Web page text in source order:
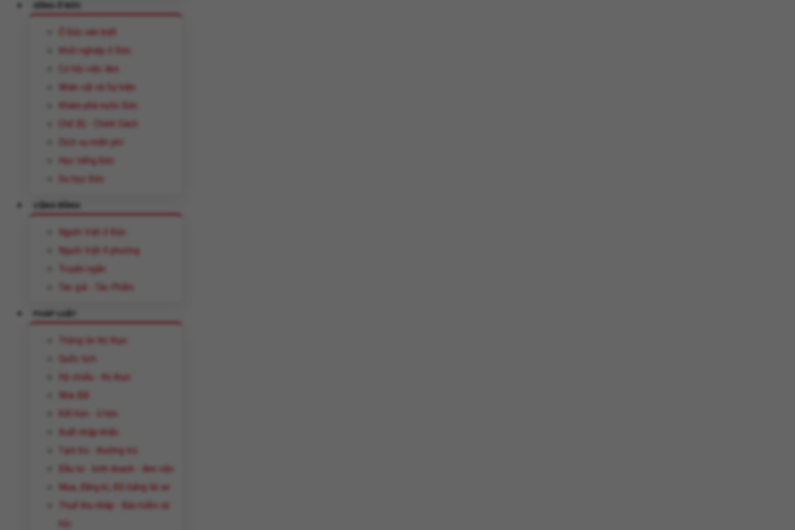
SỐNG Ở ĐỨC
Ở Đức nên biết
Khởi nghiệp ở Đức
Cơ hội việc làm
Nhân vật và Sự kiện
Khám phá nước Đức
Chế độ - Chính Sách
Dịch vụ miễn phí
Học tiếng Đức
Du học Đức
CỘNG ĐỒNG
Người Việt ở Đức
Người Việt 4 phương
Truyện ngắn
Tác giả - Tác Phẩm
Thông tin thị thực
Quốc tịch
Hộ chiếu - thị thực
Nhà đất
Kết hôn - li hôn
Xuất nhập khẩu
Tạm trú - thường trú
Đầu tư - kinh doanh - làm việc
Mua, đăng kí, đổi bằng lái xe
Thuế thu nhâp - Bảo hiểm xã
hội